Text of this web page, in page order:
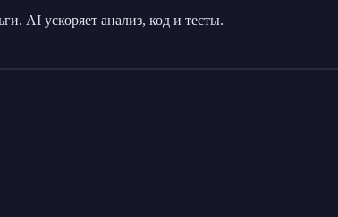
AI ускоряет анализ, код и тесты.